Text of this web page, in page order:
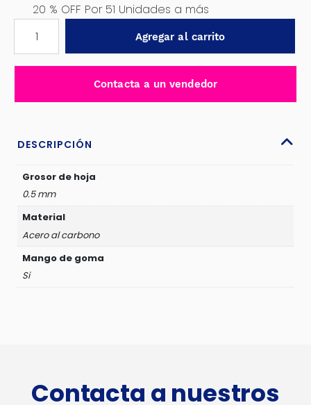
20 % OFF Por 51 Unidades a más
PARA
DRYWALLL
cantidad
Agregar al carrito
Contacta a un vendedor
DESCRIPCIÓN
Grosor de hoja
0.5 mm
Material
Acero al carbono
Mango de goma
Si
Contacta a nuestros